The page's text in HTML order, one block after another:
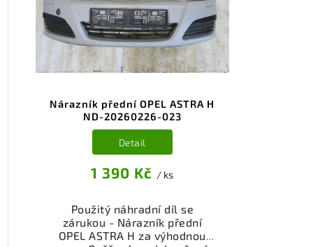
Nárazník přední OPEL ASTRA H
ND-20260226-023
1 390 Kč / ks
Detail
Použitý náhradní díl se
zárukou - Nárazník přední
OPEL ASTRA H za výhodnou